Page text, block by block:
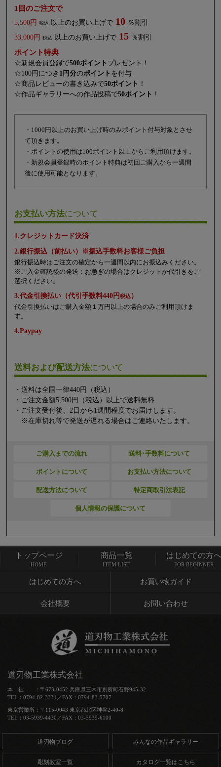
1回のご注文で
5,500円 税込 以上のお買い上げで 10 ％割引
33,000円
税込 以上のお買い上げで 15 ％割引
ポイント特典
☆新規会員登録で500ポイント プレゼント！
☆100円につき 1円分のポイント を付与
☆商品レビューの書き込みで50ポイント ！
☆作品ギャラリーへの作品投稿で50ポイント ！
・1000円以上のお買い上げ時のみポイント付与対象とさせ
て頂きます。
・ポイントの使用は100ポイント以上からご利用頂けます。
・新規会員登録時のポイント特典は初回ご購入から一週間
後に使用可能となります。
お支払い方法について
1.クレジットカード決済
2.銀行振込（前払い）※振込手数料お客様ご負担
銀行振込時はご注文の確定から一週間以内にお振込みください。
※ご入金確認後の発送：お急ぎの場合はクレジットか代引きをご
選択ください。
3.代金引換払い（代引手数料440円税込）
代金引換払いはご購入金額１万円以上の場合のみご利用頂けま
す。
4.Paypay
送料および配送方法について
・送料は全国一律440円（税込）
・ご注文金額5,500円（税込）以上で送料無料
・ご注文受付後、2日から1週間程度でお届けします。
※在庫切れ等で発送が遅れる場合はご連絡いたします。
ご購入までの流れ 送料･手数料について
ポイントについて お支払い方法について
配送方法について 特定商取引法表記
個人情報の保護について
トップページ 商品一覧
はじめての方へ お買い物ガイド
会社概要 お問い合わせ
トップページ
HOME
商品一覧
ITEM LIST
はじめての方へ
FOR BEGINNER
道刃物工業株式会社
本 社 ：〒673-0452 兵庫県三木市別所町石野945-32
TEL：0794-82-3331／FAX：0794-83-5707
東京営業所：〒115-0043 東京都北区神谷2-40-8
TEL：03-5939-4430／FAX：03-5939-6100
道刃物ブログ みんなの作品ギャラリー
彫刻教室一覧 カタログ一覧はこちら